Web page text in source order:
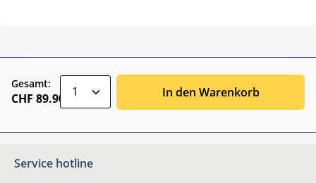
Gesamt:
CHF 89.90 In den Warenkorb
Service hotline